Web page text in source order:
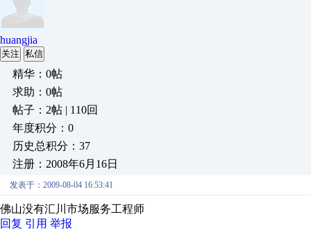
huangjia
关注 私信
精华：0帖
求助：0帖
帖子：2帖 | 110回
年度积分：0
历史总积分：37
注册：2008年6月16日
发表于：2009-08-04 16:53:41
佛山没有汇川市场服务工程师
回复 引用 举报